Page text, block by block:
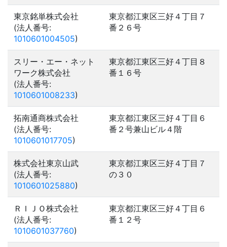
東京銘単株式会社
(法人番号:
1010601004505)
東京都江東区三好４丁目７
番２６号
スリー・エー・ネット
ワーク株式会社
(法人番号:
1010601008233)
東京都江東区三好４丁目８
番１６号
拓南通商株式会社
(法人番号:
1010601017705)
東京都江東区三好４丁目６
番２号兼山ビル４階
株式会社東京山武
(法人番号:
1010601025880)
東京都江東区三好４丁目７
の３０
ＲＩＪＯ株式会社
(法人番号:
1010601037760)
東京都江東区三好４丁目６
番１２号